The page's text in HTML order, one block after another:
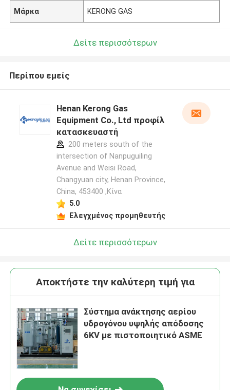
Μάρκα KERONG GAS
Δείτε περισσότερων
Περίπου εμείς
Henan Kerong Gas
Equipment Co., Ltd προφίλ
κατασκευαστή
200 meters south of the
intersection of Nanpuguiling
Avenue and Weisi Road,
Changyuan city, Henan Province,
China, 453400 ,Κίνα
5.0
Ελεγχμένος προμηθευτής
Δείτε περισσότερων
Αποκτήστε την καλύτερη τιμή για
Σύστημα ανάκτησης αερίου
υδρογόνου υψηλής απόδοσης
6KV με πιστοποιητικό ASME